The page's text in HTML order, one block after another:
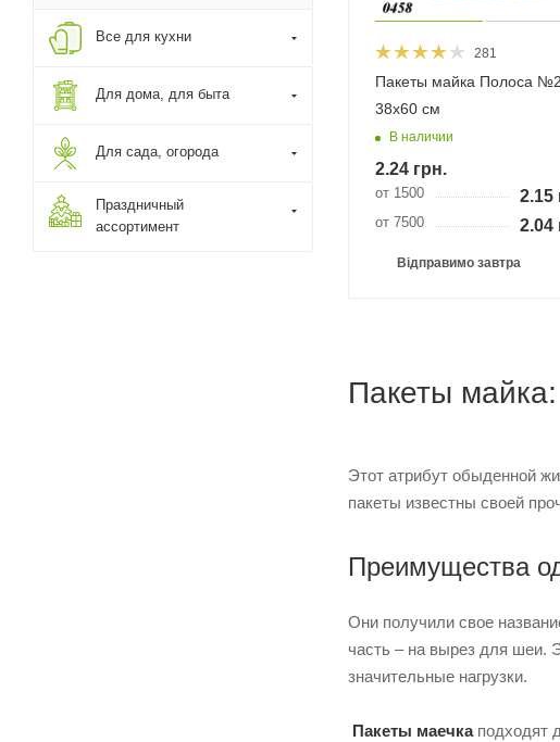
281
Пакеты майка Полоса №2
38х60 см
В наличии
2.24 грн.
от 1500 2.15
от 7500 2.04
Відправимо завтра
Пакеты
Этот атрибут обыденной
пакеты известны своей
Преимущества
Они получили свое
часть – на вырез для шеи.
значительные нагрузки.
Пакеты маечкаподходят
Все для кухни
Для дома, для быта
Для сада, огорода
Праздничный
ассортимент